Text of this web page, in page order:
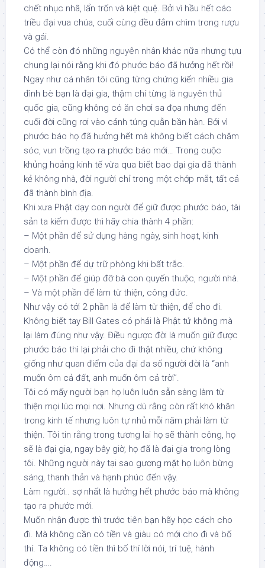
chết nhục nhã, lẩn trốn và kiệt quệ. Bởi vì hầu hết các
triều đại vua chúa, cuối cùng đều đắm chìm trong rượu
và gái.
Có thể còn đó những nguyên nhân khác nữa nhưng tựu
chung lại nói rằng khi đó phước báo đã hưởng hết rồi!
Ngay như cá nhân tôi cũng từng chứng kiến nhiều gia
đình bè bạn là đại gia, thậm chí từng là nguyên thủ
quốc gia, cũng không có ăn chơi sa đọa nhưng đến
cuối đời cũng rơi vào cảnh túng quẫn bần hàn. Bởi vì
phước báo họ đã hưởng hết mà không biết cách chăm
sóc, vun trồng tạo ra phước báo mới… Trong cuộc
khủng hoảng kinh tế vừa qua biết bao đại gia đã thành
kẻ không nhà, đời người chỉ trong một chớp mắt, tất cả
đã thành bình địa.
Khi xưa Phật dạy con người để giữ được phước báo, tài
sản ta kiếm được thì hãy chia thành 4 phần:
– Một phần để sử dụng hàng ngày, sinh hoạt, kinh
doanh.
– Một phần để dự trữ phòng khi bất trắc.
– Một phần để giúp đỡ bà con quyến thuộc, người nhà.
– Và một phần để làm từ thiện, công đức.
Như vậy có tới 2 phần là để làm từ thiện, để cho đi.
Không biết tay Bill Gates có phải là Phật tử không mà
lại làm đúng như vậy. Điều ngược đời là muốn giữ được
phước báo thì lại phải cho đi thật nhiều, chứ không
giống như quan điểm của đại đa số người đời là “anh
muốn ôm cả đất, anh muốn ôm cả trời”.
Tôi có mấy người bạn họ luôn luôn sẵn sàng làm từ
thiện mọi lúc mọi nơi. Nhưng dù rằng còn rất khó khăn
trong kinh tế nhưng luôn tự nhủ mỗi năm phải làm từ
thiện. Tôi tin rằng trong tương lai họ sẽ thành công, họ
sẽ là đại gia, ngay bây giờ, họ đã là đại gia trong lòng
tôi. Những người này tại sao gương mặt họ luôn bừng
sáng, thanh thản và hạnh phúc đến vậy.
Làm người.. sợ nhất là hưởng hết phước báo mà không
tạo ra phước mới.
Muốn nhận được thì trước tiên bạn hãy học cách cho
đi. Mà không cần có tiền và giàu có mới cho đi và bố
thí. Ta không có tiền thì bố thí lời nói, trí tuệ, hành
động….